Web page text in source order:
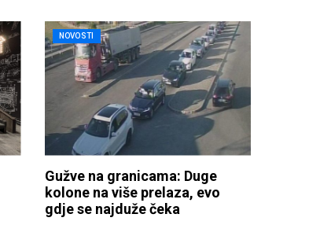
NOVOSTI
Gužve na granicama: Duge
kolone na više prelaza, evo
gdje se najduže čeka